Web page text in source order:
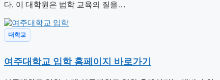
다. 이 대학원은 법학 교육의 질을…
대학교
여주대학교 입학 홈페이지 바로가기